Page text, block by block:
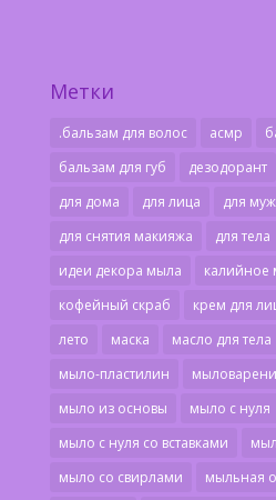
Метки
.бальзам для волос асмр
бальзам для губ
дезодорант
для дома
для лица для
для снятия макияжа
для тела
идеи декора мыла
калийное
кофейный скраб
крем для
лето
маска масло для тела
мыло-пластилин
мыло из основы
мыло с нуля
мыло с нуля со вставками
мыло со свирлами
мыльная